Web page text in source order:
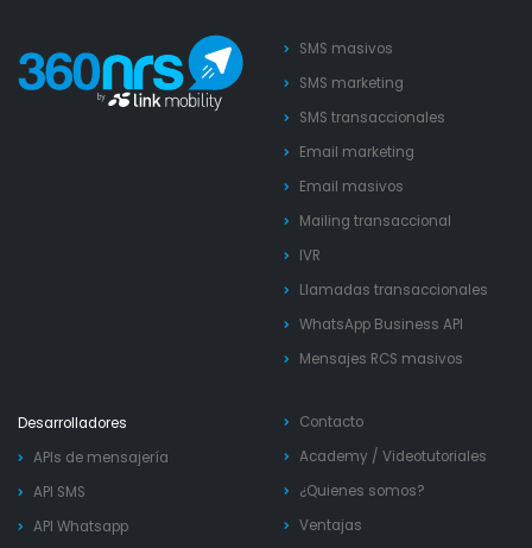
SMS masivos
SMS marketing
SMS transaccionales
Email marketing
Email masivos
Mailing transaccional
IVR
Llamadas transaccionales
WhatsApp Business API
Mensajes RCS masivos
Desarrolladores
APIs de mensajería
API SMS
API Whatsapp
Contacto
Academy / Videotutoriales
¿Quienes somos?
Ventajas